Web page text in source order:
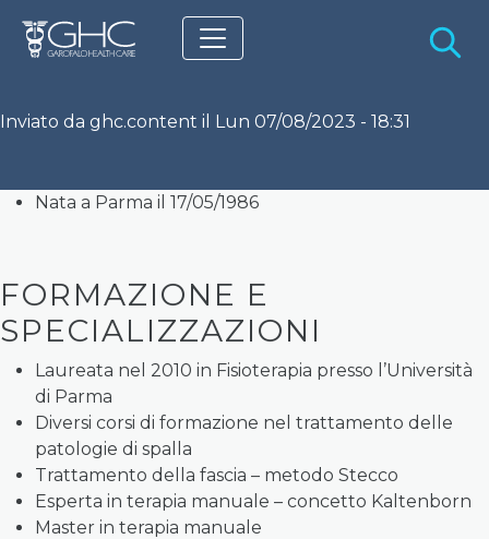
Salta al contenuto principale
Inviato da ghc.content il Lun 07/08/2023 - 18:31
Nata a Parma il 17/05/1986
FORMAZIONE E
SPECIALIZZAZIONI
Laureata nel 2010 in Fisioterapia presso l’Università
di Parma
Diversi corsi di formazione nel trattamento delle
patologie di spalla
Trattamento della fascia – metodo Stecco
Esperta in terapia manuale – concetto Kaltenborn
Master in terapia manuale